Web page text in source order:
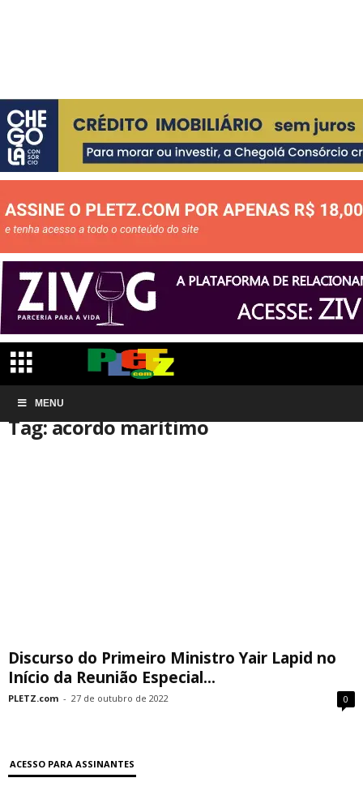
MENU
Início Tags
Tag: acordo marítimo
Discurso do Primeiro Ministro Yair Lapid no
Início da Reunião Especial...
PLETZ.com - 27 de outubro de 2022 0
ACESSO PARA ASSINANTES